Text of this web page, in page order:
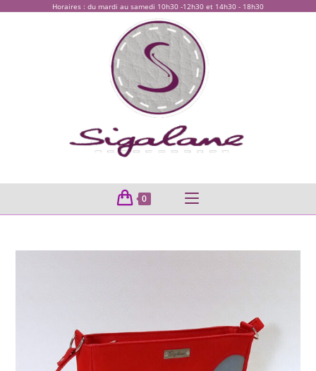
Horaires : du mardi au samedi 10h30 -12h30 et 14h30 - 18h30
0